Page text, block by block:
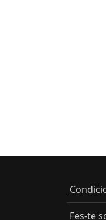
Fes-te